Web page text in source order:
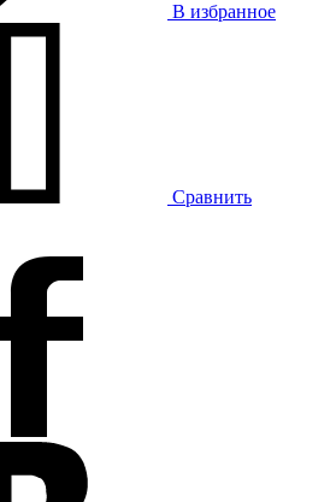
В избранное
Сравнить